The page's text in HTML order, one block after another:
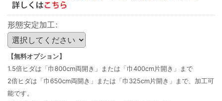
形態安定加工:
【無料オプション】
1.5倍ヒダは「巾800cm両開き」または「巾400cm片開き」まで
2倍ヒダは「巾650cm両開き」または「巾325cm片開き」まで、加工可
能です。